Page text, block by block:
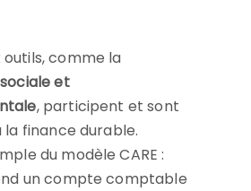
comme la
et
, participent et sont
la finance durable.
du modèle CARE :
un compte comptable